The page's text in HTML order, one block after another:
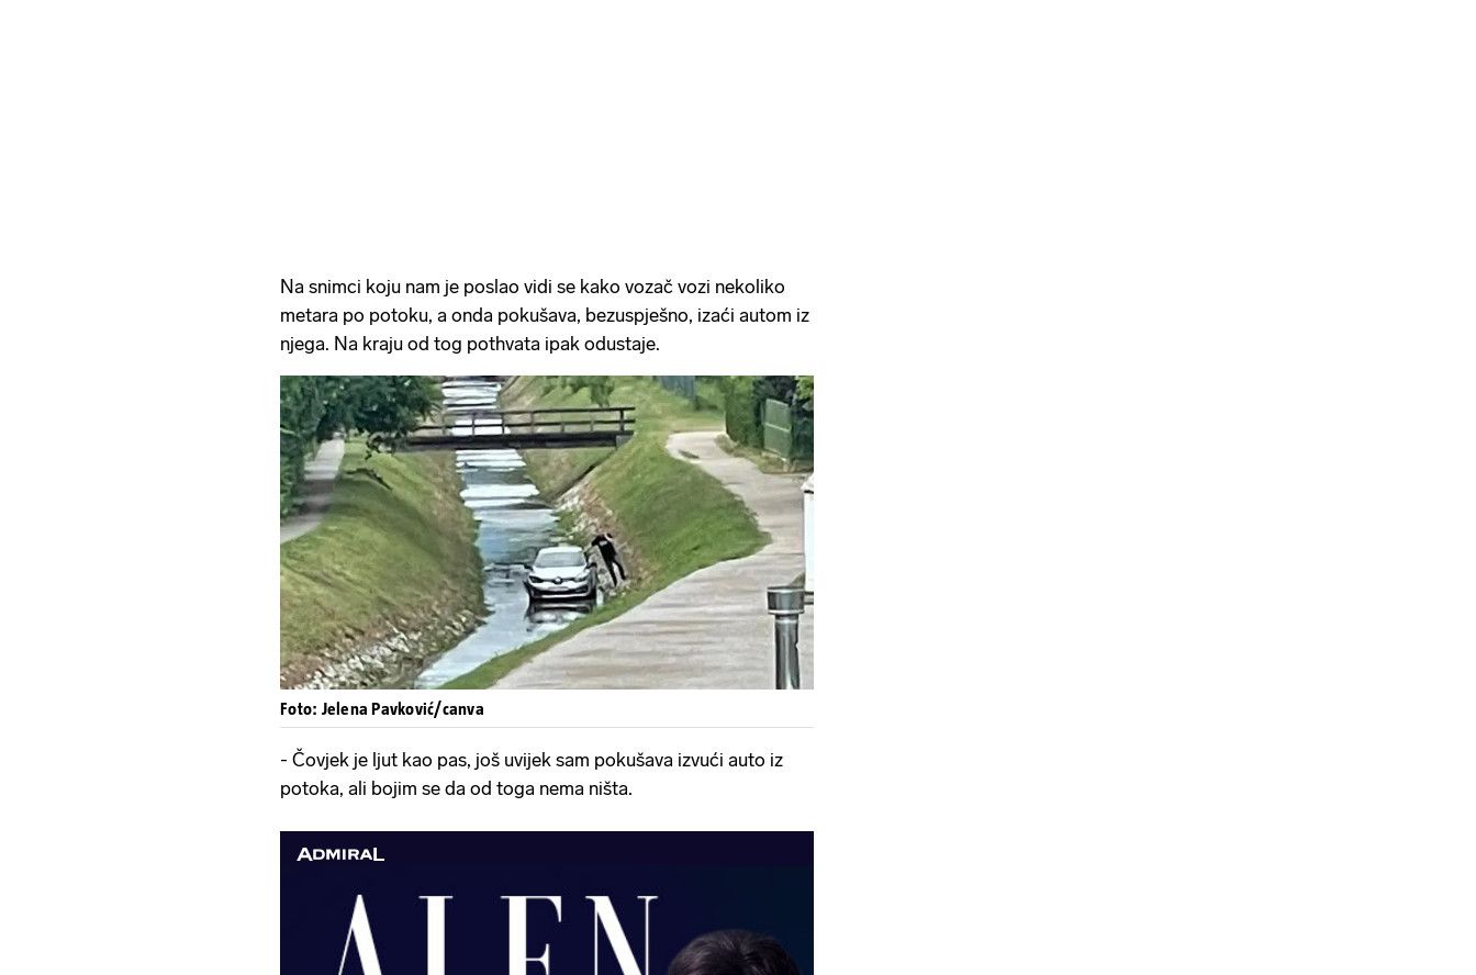
Na snimci koju nam je poslao vidi se kako vozač vozi nekoliko
metara po potoku, a onda pokušava, bezuspješno, izaći autom iz
njega. Na kraju od tog pothvata ipak odustaje.
Foto: Jelena Pavković/canva
- Čovjek je ljut kao pas, još uvijek sam pokušava izvući auto iz
potoka, ali bojim se da od toga nema ništa.